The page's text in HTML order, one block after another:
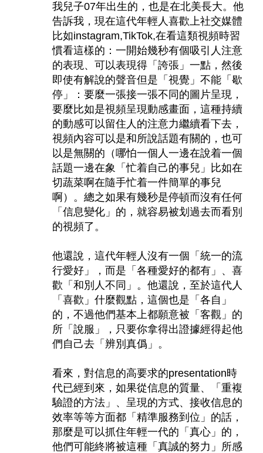
我兒子07年出生的，也是在北美長大。他
告訴我，現在這代年輕人喜歡上社交媒體
比如instagram,TikTok,在看這類視頻時習
慣看這樣的：一開始幾秒有個吸引人注意
的表現、可以表現得「誇張」一點，然後
即使有解說的聲音但是「視覺」不能「歇
停」：要麼一張接一張不同的圖片呈現，
要麼比如是視頻呈現動感畫面，這種持續
的動感可以留住人的注意力繼續看下去，
視頻內容可以是和所說話題有關的，也可
以是無關的（哪怕一個人一邊在說着一個
話題一邊在象「忙着自己的事兒」比如在
切蔬菜啊在隨手忙着一件簡單的事兒
啊）。總之如果有幾秒是停頓而沒有任何
「信息變化」的，就容易被划過去而看別
的視頻了。
他還說，這代年輕人沒有一個「統一的流
行愛好」，而是「各種愛好的都有」、喜
歡「和別人不同」。他還說，至於這代人
「喜歡」什麼觀點，這個也是「各自」
的，不過他們基本上都願意被「客觀」的
所「說服」，只要你拿得出證據經得起他
們自己去「辨別真僞」。
看來，對信息的高要求的presentation時
代已經到來，如果從信息的質量、「重複
驗證的方法」、呈現的方式、接收信息的
效率等等方面都「精準服務到位」的話，
那麼是可以抓住年輕一代的「真心」的，
他們可能終將被這種「真誠的努力」所感